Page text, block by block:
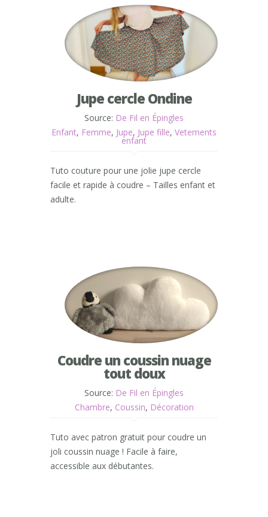
Jupe cercle Ondine
Source: De Fil en Épingles
Enfant, Femme, Jupe, Jupe fille, Vetements
enfant
Tuto couture pour une jolie jupe cercle
facile et rapide à coudre – Tailles enfant et
adulte.
Coudre un coussin nuage
tout doux
Source: De Fil en Épingles
Chambre, Coussin, Décoration
Tuto avec patron gratuit pour coudre un
joli coussin nuage ! Facile à faire,
accessible aux débutantes.